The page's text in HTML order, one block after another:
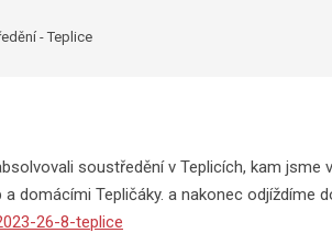
- Teplice
soustředění v Teplicích, kam
domácími Tepličáky. a nakonec
26-8-teplice